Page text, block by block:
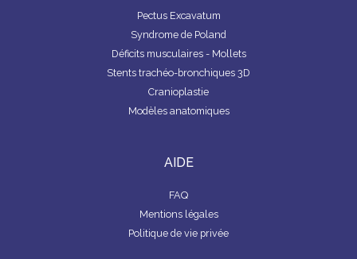
Pectus Excavatum
Syndrome de Poland
Déficits musculaires - Mollets
Stents trachéo-bronchiques 3D
Cranioplastie
Modèles anatomiques
AIDE
FAQ
Mentions légales
Politique de vie privée